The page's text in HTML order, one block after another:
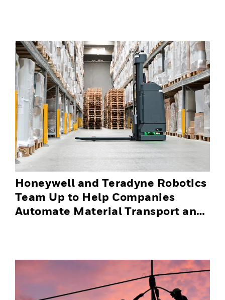
Honeywell and Teradyne Robotics
Team Up to Help Companies
Automate Material Transport and